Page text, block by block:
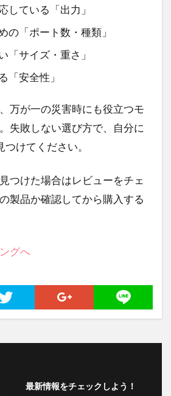
している「出力」
の「ポート数・種類」
「サイズ・重さ」
「安全性」
万が一の災害時にも役立つモ
失敗しない選び方で、自分に
けてください。
つけた場合はレビューをチェ
製品か確認してから購入する
グへ
最新情報をチェックしよう！